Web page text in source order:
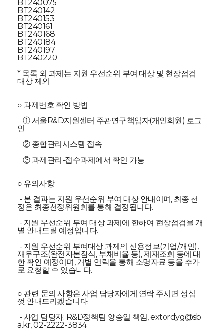
BT240075
BT240142
BT240153
BT240161
BT240168
BT240184
BT240197
BT240220
* 목록 외 과제는 지원 우선순위 부여 대상 및 현장점검
대상 제외
○ 과제번호 확인 방법
① 서울R&D지원센터 주관연구책임자(개인회원) 로그
인
② 종합관리시스템 접속
③ 과제관리-접수과제에서 확인 가능
○ 유의사항
- 본 결과는 지원 우선순위 부여 대상 안내이며, 최종 선
정은 최종선정위원회를 통해 결정됩니다.
- 지원 우선순위 부여 대상 과제에 한하여 현장점검을 개
별 안내드릴 예정입니다.
- 지원 우선순위 부여대상 과제의 신용정보(기업/개인),
재무구조(완전자본잠식, 부채비율 등), 제재조회 등에 대
한 확인 예정이며, 개별 연락을 통해 소명자료 등을 추가
로 요청할 수 있습니다.
○ 관련 문의 사항은 사업 담당자에게 연락 주시면 성심
껏 안내드리겠습니다.
- 사업 담당자: R&D정책팀 양승일 책임, extordyg@sb
a.kr, 02-2222-3834